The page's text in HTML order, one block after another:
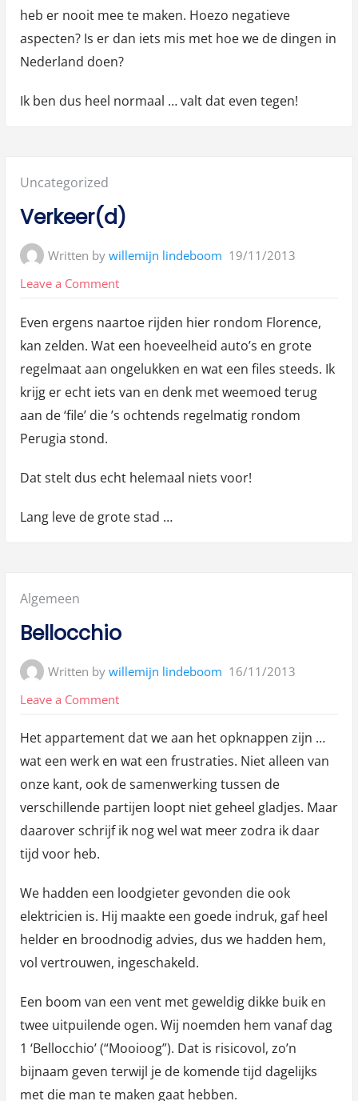
heb er nooit mee te maken. Hoezo negatieve
aspecten? Is er dan iets mis met hoe we de dingen in
Nederland doen?
Ik ben dus heel normaal … valt dat even tegen!
Posted
in:
Uncategorized
Verkeer(d)
Written bywillemijn lindeboom 19/11/2013
Leave a Commenton
Even ergens naartoe rijden hier rondom Florence,
kan zelden. Wat een hoeveelheid auto’s en grote
regelmaat aan ongelukken en wat een files steeds. Ik
krijg er echt iets van en denk met weemoed terug
aan de ‘file’ die ’s ochtends regelmatig rondom
Perugia stond.
Dat stelt dus echt helemaal niets voor!
Lang leve de grote stad …
Posted
in:
Algemeen
Bellocchio
Written bywillemijn lindeboom 16/11/2013
Leave a Commenton
Het appartement dat we aan het opknappen zijn …
wat een werk en wat een frustraties. Niet alleen van
onze kant, ook de samenwerking tussen de
verschillende partijen loopt niet geheel gladjes. Maar
daarover schrijf ik nog wel wat meer zodra ik daar
tijd voor heb.
We hadden een loodgieter gevonden die ook
elektricien is. Hij maakte een goede indruk, gaf heel
helder en broodnodig advies, dus we hadden hem,
vol vertrouwen, ingeschakeld.
Een boom van een vent met geweldig dikke buik en
twee uitpuilende ogen. Wij noemden hem vanaf dag
1 ‘Bellocchio’ (“Mooioog”). Dat is risicovol, zo’n
bijnaam geven terwijl je de komende tijd dagelijks
met die man te maken gaat hebben.